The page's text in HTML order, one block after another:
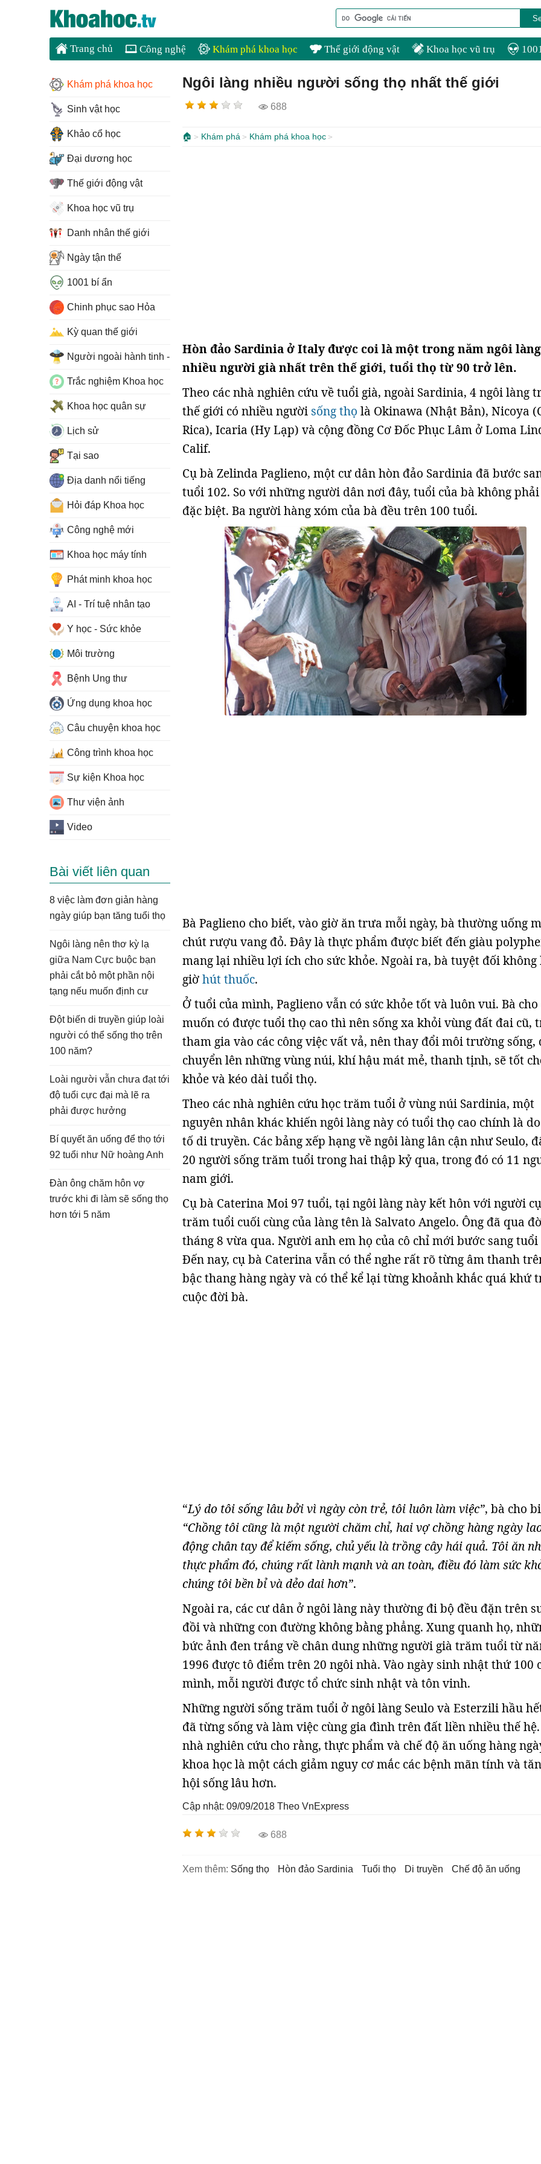
Trang chủ Công nghệ Khám phá khoa học Thế giới động vật Khoa học vũ trụ
Ngôi làng nhiều người sống thọ nhất thế giới
688
🏠 Khám phá Khám phá khoa học
Hòn đảo Sardinia ở Italy được coi là một trong năm ngôi
nhiều người già nhất trên thế giới, tuổi thọ từ 90 trở lên.
Theo các nhà nghiên cứu về tuổi già, ngoài Sardinia, 4 ngôi làng
thế giới có nhiều người sống thọ là Okinawa (Nhật Bản), Nicoya
Rica), Icaria (Hy Lạp) và cộng đồng Cơ Đốc Phục Lâm ở Loma
Calif.
Cụ bà Zelinda Paglieno, một cư dân hòn đảo Sardinia đã bước
tuổi 102. So với những người dân nơi đây, tuổi của bà không
đặc biệt. Ba người hàng xóm của bà đều trên 100 tuổi.
Bà Paglieno cho biết, vào giờ ăn trưa mỗi ngày, bà thường uống
chút rượu vang đỏ. Đây là thực phẩm được biết đến giàu
mang lại nhiều lợi ích cho sức khỏe. Ngoài ra, bà tuyệt đối không
giờhút thuốc.
Ở tuổi của mình, Paglieno vẫn có sức khỏe tốt và luôn vui. Bà
muốn có được tuổi thọ cao thì nên sống xa khỏi vùng đất đai cũ,
tham gia vào các công việc vất vả, nên thay đổi môi trường sống,
chuyển lên những vùng núi, khí hậu mát mẻ, thanh tịnh, sẽ tốt
khỏe và kéo dài tuổi thọ.
Theo các nhà nghiên cứu học trăm tuổi ở vùng núi Sardinia, một
nguyên nhân khác khiến ngôi làng này có tuổi thọ cao chính là
tố di truyền. Các bảng xếp hạng về ngôi làng lân cận như Seulo,
20 người sống trăm tuổi trong hai thập kỷ qua, trong đó có 11
nam giới.
Cụ bà Caterina Moi 97 tuổi, tại ngôi làng này kết hôn với người
trăm tuổi cuối cùng của làng tên là Salvato Angelo. Ông đã qua
tháng 8 vừa qua. Người anh em họ của cô chỉ mới bước sang tuổi
Đến nay, cụ bà Caterina vẫn có thể nghe rất rõ từng âm thanh
bậc thang hàng ngày và có thể kể lại từng khoảnh khắc quá khứ
cuộc đời bà.
“Lý do tôi sống lâu bởi vì ngày còn trẻ, tôi luôn làm việc”, bà cho
“Chồng tôi cũng là một người chăm chỉ, hai vợ chồng hàng ngày
động chân tay để kiếm sống, chủ yếu là trồng cây hái quả. Tôi ăn
thực phẩm đó, chúng rất lành mạnh và an toàn, điều đó làm sức
chúng tôi bền bỉ và dẻo dai hơn”.
Ngoài ra, các cư dân ở ngôi làng này thường đi bộ đều đặn trên
đồi và những con đường không bằng phẳng. Xung quanh họ,
bức ảnh đen trắng về chân dung những người già trăm tuổi từ
1996 được tô điểm trên 20 ngôi nhà. Vào ngày sinh nhật thứ 100
mình, mỗi người được tổ chức sinh nhật và tôn vinh.
Những người sống trăm tuổi ở ngôi làng Seulo và Esterzili hầu
đã từng sống và làm việc cùng gia đình trên đất liền nhiều thế hệ.
nhà nghiên cứu cho rằng, thực phẩm và chế độ ăn uống hàng
khoa học là một cách giảm nguy cơ mắc các bệnh mãn tính và
hội sống lâu hơn.
Cập nhật: 09/09/2018 Theo VnExpress
688
Xem thêm: sống thọ Hòn đảo Sardinia tuổi thọ di truyền chế độ ăn uống
Khám phá khoa học
Sinh vật học
Khảo cổ học
Đại dương học
Thế giới động vật
Khoa học vũ trụ
Danh nhân thế giới
Ngày tận thế
1001 bí ẩn
Chinh phục sao Hỏa
Kỳ quan thế giới
Người ngoài hành tinh - UFO
Trắc nghiệm Khoa học
Khoa học quân sự
Lịch sử
Tại sao
Địa danh nổi tiếng
Hỏi đáp Khoa học
Công nghệ mới
Khoa học máy tính
Phát minh khoa học
AI - Trí tuệ nhân tạo
Y học - Sức khỏe
Môi trường
Bệnh Ung thư
Ứng dụng khoa học
Câu chuyện khoa học
Công trình khoa học
Sự kiện Khoa học
Thư viện ảnh
Video
Bài viết liên quan
8 việc làm đơn giản hàng
ngày giúp bạn tăng tuổi thọ
Ngôi làng nên thơ kỳ lạ
giữa Nam Cực buộc bạn
phải cắt bỏ một phần nội
tạng nếu muốn định cư
Đột biến di truyền giúp loài
người có thể sống thọ trên
100 năm?
Loài người vẫn chưa đạt tới
độ tuổi cực đại mà lẽ ra
phải được hưởng
Bí quyết ăn uống để thọ tới
92 tuổi như Nữ hoàng Anh
Đàn ông chăm hôn vợ
trước khi đi làm sẽ sống thọ
hơn tới 5 năm